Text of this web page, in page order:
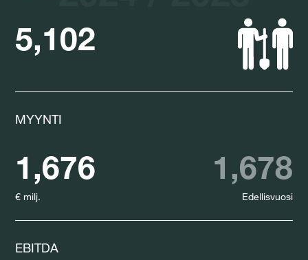
5,102
MYYNTI
1,676
€ milj.
1,678
Edellisvuosi
EBITDA